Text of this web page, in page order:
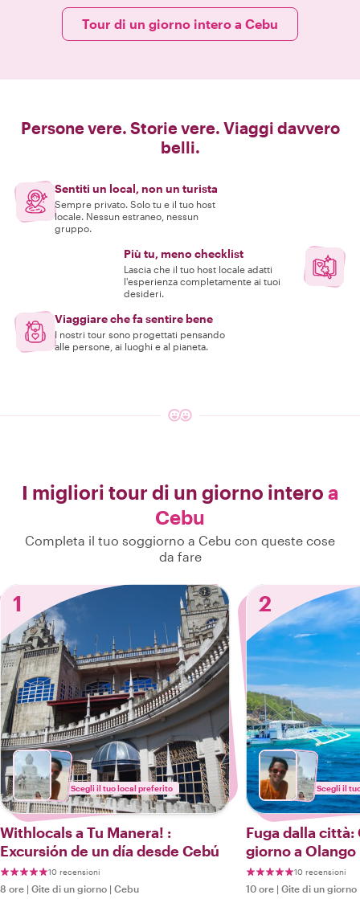
Tour di un giorno intero a Cebu
Persone vere. Storie vere. Viaggi davvero
belli.
Sentiti un local, non un turista
Sempre privato. Solo tu e il tuo host
locale. Nessun estraneo, nessun
gruppo.
Più tu, meno checklist
Lascia che il tuo host locale adatti
l'esperienza completamente ai tuoi
desideri.
Viaggiare che fa sentire bene
I nostri tour sono progettati pensando
alle persone, ai luoghi e al pianeta.
I migliori tour di un giorno intero a
Cebu
Completa il tuo soggiorno a Cebu con queste cose
da fare
1
Scegli il tuo local preferito
Withlocals a Tu Manera! :
Excursión de un día desde Cebú
10 recensioni
8 ore | Gite di un giorno | Cebu
2
Scegli il
Fuga dalla
giorno a Olango
10 recensioni
10 ore | Gite di un giorno